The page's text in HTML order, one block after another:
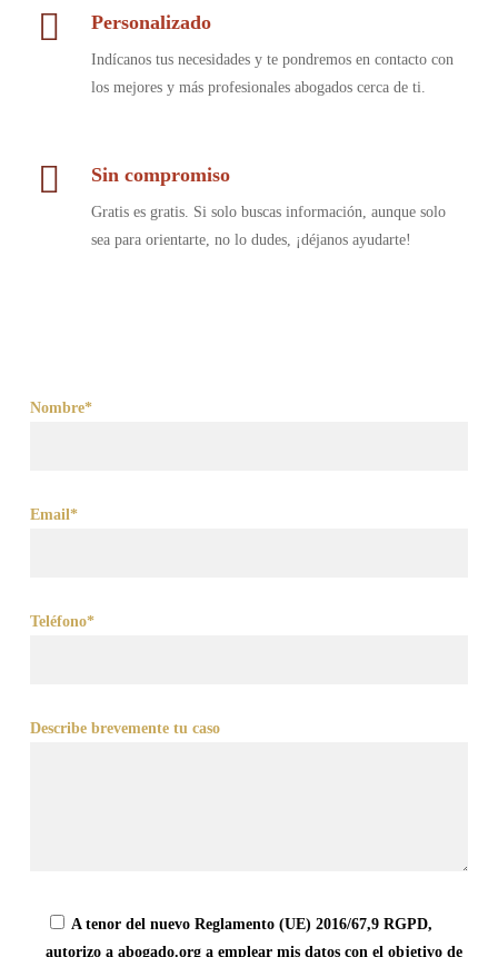
Personalizado
Indícanos tus necesidades y te pondremos en contacto con
los mejores y más profesionales abogados cerca de ti.
Sin compromiso
Gratis es gratis. Si solo buscas información, aunque solo
sea para orientarte, no lo dudes, ¡déjanos ayudarte!
Nombre*
Email*
Teléfono*
Describe brevemente tu caso
A tenor del nuevo Reglamento (UE) 2016/67,9 RGPD,
autorizo a abogado.org a emplear mis datos con el objetivo de